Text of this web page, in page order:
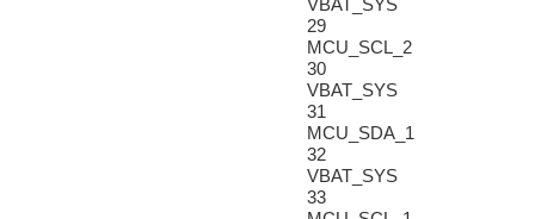
29
MCU_SCL_2
30
VBAT_SYS
31
MCU_SDA_1
32
VBAT_SYS
33